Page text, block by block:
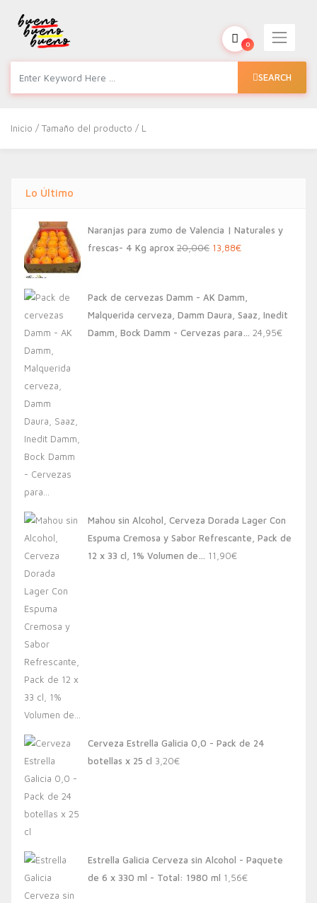
SEARCH
0
Inicio / Tamaño del producto / L
Lo Último
Naranjas para zumo de Valencia | Naturales y
frescas- 4 Kg aprox 20,00€ El
era:
20,00€.
13,88€El
es:
13,88€.
Pack de cervezas Damm - AK Damm,
Malquerida cerveza, Damm Daura, Saaz, Inedit
Damm, Bock Damm - Cervezas para… 24,95€
Mahou sin Alcohol, Cerveza Dorada Lager Con
Espuma Cremosa y Sabor Refrescante, Pack de
12 x 33 cl, 1% Volumen de… 11,90€
Cerveza Estrella Galicia 0,0 - Pack de 24
botellas x 25 cl 3,20€
Estrella Galicia Cerveza sin Alcohol - Paquete
de 6 x 330 ml - Total: 1980 ml 1,56€